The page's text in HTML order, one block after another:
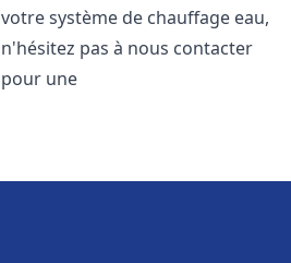
votre système de chauffage eau,
n'hésitez pas à nous contacter
pour une